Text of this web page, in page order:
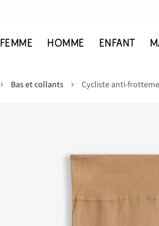
FEMME HOMME ENFANT
Bas et collants Cycliste anti-